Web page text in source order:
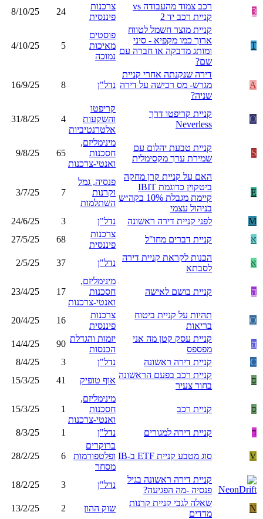
3
רכב צמוד מהעבודה vs
קניית רכב יד 2
צרכנות
פיננסית
24
8/10/25
T
קניית מוצר חשמל לטווח
ארוך כמו מקפיא - סיני
ומותג מדבקה או חברה עם
שם?
פוסטים
מאיכות
נמוכה
5
4/10/25
A
דירה שנקנתה אחרי קניית
מגרש- מס רכישה על דירה
שניה?
נדל"ן 8
16/9/25
O
קניית קריפטו דרך
Neverless
קריפטו
והשקעות
אלטרנטיביות
4
31/8/25
S
קניית טבעת יהלום עם
שמירת ערך מקסימלית
מינימליזם,
חסכנות
ואנטי-צרכנות
65
9/8/25
E
האם על קניית קרן מחקה
ביטקוין כדוגמת IBIT
קיימת מגבלת 10% בקה״ש
בניהול עצמי
פנסיה, גמל
וקרנות
השתלמות
7
3/7/25
M לפני קניית דירה ראשונה נדל"ן 3
24/6/25
א
קניית דברים מחו"ל
צרכנות
פיננסית
68
27/5/25
א
הכנות לקראת קניית דירה
לסבתא
נדל"ן 37
2/5/25
ה קניית בושם לאישה
מינימליזם,
חסכנות
ואנטי-צרכנות
17
23/4/25
O
תהיות על קניית ביטוח
בריאות
צרכנות
פיננסית
16
20/4/25
ה
קניית עסק קטן מה אני
מפספס
יזמות והגדלת
הכנסות
90
14/4/25
C
קניית דירה ראשונה נדל"ן 3
8/4/25
ס
קניית רכב בפעם הראשונה
בחור צעיר
אוף טופיק 41
15/3/25
ס קניית רכב
מינימליזם,
חסכנות
ואנטי-צרכנות
1
15/3/25
ד קניית דירה למגורים נדל"ן 1
8/3/25
V סוג מטבע קניית ETF ב-IB
ברוקרים
ופלטפורמות
מסחר
6
28/2/25
קניית דירה ראשונה בגיל
פנסיה -מה הפגיעה?
נדל"ן 3
18/2/25
N
שאלה לגבי קניית קרנות
מדדים
שוק ההון 2
13/2/25